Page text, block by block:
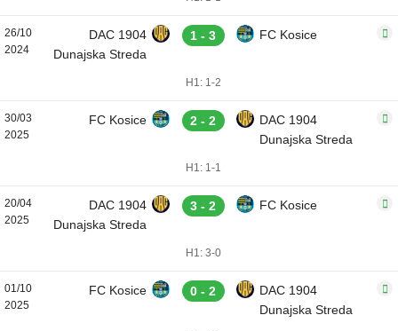
26/10
2024
DAC 1904
Dunajska Streda
1 - 3 FC Kosice
H1: 1-2
30/03
2025
FC Kosice 2 - 2
DAC 1904
Dunajska Streda
H1: 1-1
20/04
2025
DAC 1904
Dunajska Streda
3 - 2 FC Kosice
H1: 3-0
01/10
2025
FC Kosice 0 - 2
DAC 1904
Dunajska Streda